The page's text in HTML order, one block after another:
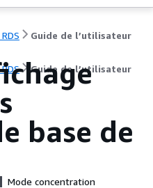
Guide de l’utilisateur
Guide de l’utilisateur
base de
Mode concentration